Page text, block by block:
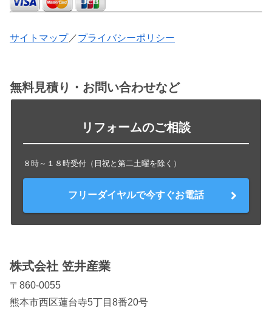
サイトマップ／プライバシーポリシー
無料見積り・お問い合わせなど
リフォームのご相談
８時～１８時受付（日祝と第二土曜を除く）
フリーダイヤルで今すぐお電話
株式会社 笠井産業
〒860-0055
熊本市西区蓮台寺5丁目8番20号